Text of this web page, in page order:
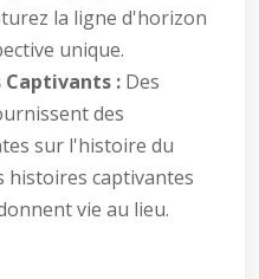
la ligne d'horizon
unique.
Captivants : Des
des
sur l'histoire du
histoires captivantes
vie au lieu.